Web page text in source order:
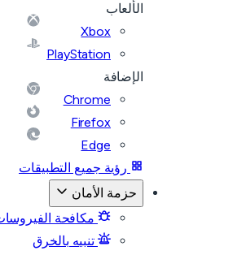
الألعاب
Xbox
PlayStation
الإضافة
Chrome
Firefox
Edge
رؤية جميع التطبيقات
حزمة الأمان
مكافحة الفيروسات
تنبيه بالخرق